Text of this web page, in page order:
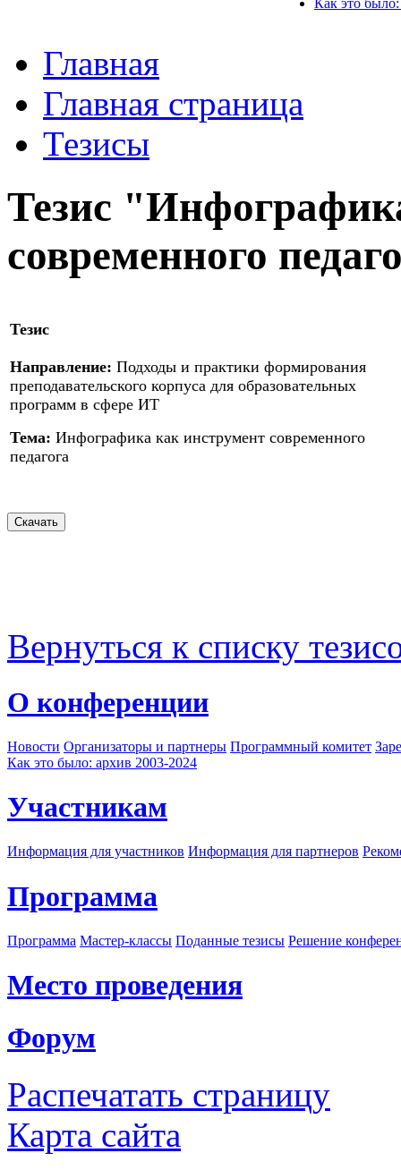
Главная
Главная страница
Тезисы
Тезис
современного
Тезис
Направление: Подходы и практики формирования
преподавательского корпуса для образовательных
программ в сфере ИТ
Тема: Инфографика как инструмент современного
педагога
Вернуться к списку
О конференции
Новости Организаторы и партнеры Программный комитет
Как это было: архив 2003-2024
Участникам
Информация для участников Информация для партнеров
Программа
Программа Мастер-классы Поданные тезисы Решение
Место проведения
Форум
Распечатать страницу
Карта сайта